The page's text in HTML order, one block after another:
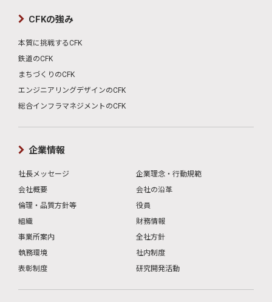
CFKの強み
本質に挑戦するCFK
鉄道のCFK
まちづくりのCFK
エンジニアリングデザインのCFK
総合インフラマネジメントのCFK
企業情報
社長メッセージ
企業理念・行動規範
会社概要
会社の沿革
倫理・品質方針等
役員
組織
財務情報
事業所案内
全社方針
執務環境
社内制度
表彰制度
研究開発活動